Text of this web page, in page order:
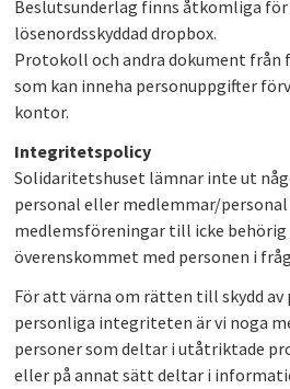
Beslutsunderlag finns åtkomliga
lösenordsskyddad dropbox.
Protokoll och andra dokument från
som kan inneha personuppgifter
kontor.
Integritetspolicy
Solidaritetshuset lämnar inte ut
personal eller medlemmar/personal
medlemsföreningar till icke behörig
överenskommet med personen i
För att värna om rätten till skydd av
personliga integriteten är vi noga
personer som deltar i utåtriktade
eller på annat sätt deltar i